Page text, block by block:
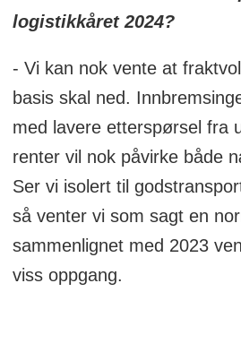
logistikkåret 2024?
- Vi kan nok vente at
basis skal ned.
med lavere etterspørsel fra
renter vil nok påvirke både
Ser vi isolert til
så venter vi som sagt en
sammenlignet med 2023
viss oppgang.